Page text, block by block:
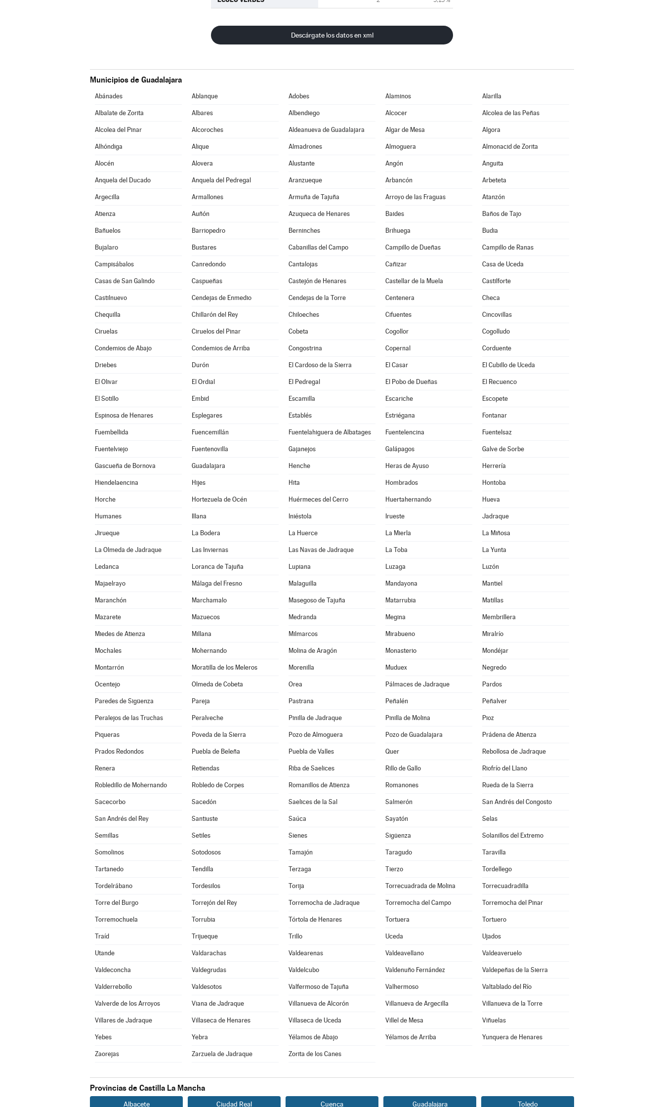
Descárgate los datos en xml
Municipios de Guadalajara
Abánades Ablanque Adobes Alaminos Alarilla
Albalate de Zorita Albares Albendiego Alcocer Alcolea de las Peñas
Alcolea del Pinar Alcoroches Aldeanueva de Guadalajara Algar de Mesa Algora
Alhóndiga Alique Almadrones Almoguera Almonacid de Zorita
Alocén Alovera Alustante Angón Anguita
Anquela del Ducado Anquela del Pedregal Aranzueque Arbancón Arbeteta
Argecilla Armallones Armuña de Tajuña Arroyo de las Fraguas Atanzón
Atienza Auñón Azuqueca de Henares Baides Baños de Tajo
Bañuelos Barriopedro Berninches Brihuega Budia
Bujalaro Bustares Cabanillas del Campo Campillo de Dueñas Campillo de Ranas
Campisábalos Canredondo Cantalojas Cañizar Casa de Uceda
Casas de San Galindo Caspueñas Castejón de Henares Castellar de la Muela Castilforte
Castilnuevo Cendejas de Enmedio Cendejas de la Torre Centenera Checa
Chequilla Chillarón del Rey Chiloeches Cifuentes Cincovillas
Ciruelas Ciruelos del Pinar Cobeta Cogollor Cogolludo
Condemios de Abajo Condemios de Arriba Congostrina Copernal Corduente
Driebes Durón El Cardoso de la Sierra El Casar El Cubillo de Uceda
El Olivar El Ordial El Pedregal El Pobo de Dueñas El Recuenco
El Sotillo Embid Escamilla Escariche Escopete
Espinosa de Henares Esplegares Establés Estriégana Fontanar
Fuembellida Fuencemillán Fuentelahiguera de Albatages Fuentelencina Fuentelsaz
Fuentelviejo Fuentenovilla Gajanejos Galápagos Galve de Sorbe
Gascueña de Bornova Guadalajara Henche Heras de Ayuso Herrería
Hiendelaencina Hijes Hita Hombrados Hontoba
Horche Hortezuela de Océn Huérmeces del Cerro Huertahernando Hueva
Humanes Illana Iniéstola Irueste Jadraque
Jirueque La Bodera La Huerce La Mierla La Miñosa
La Olmeda de Jadraque Las Inviernas Las Navas de Jadraque La Toba La Yunta
Ledanca Loranca de Tajuña Lupiana Luzaga Luzón
Majaelrayo Málaga del Fresno Malaguilla Mandayona Mantiel
Maranchón Marchamalo Masegoso de Tajuña Matarrubia Matillas
Mazarete Mazuecos Medranda Megina Membrillera
Miedes de Atienza Millana Milmarcos Mirabueno Miralrío
Mochales Mohernando Molina de Aragón Monasterio Mondéjar
Montarrón Moratilla de los Meleros Morenilla Muduex Negredo
Ocentejo Olmeda de Cobeta Orea Pálmaces de Jadraque Pardos
Paredes de Sigüenza Pareja Pastrana Peñalén Peñalver
Peralejos de las Truchas Peralveche Pinilla de Jadraque Pinilla de Molina Pioz
Piqueras Poveda de la Sierra Pozo de Almoguera Pozo de Guadalajara Prádena de Atienza
Prados Redondos Puebla de Beleña Puebla de Valles Quer Rebollosa de Jadraque
Renera Retiendas Riba de Saelices Rillo de Gallo Riofrío del Llano
Robledillo de Mohernando Robledo de Corpes Romanillos de Atienza Romanones Rueda de la Sierra
Sacecorbo Sacedón Saelices de la Sal Salmerón San Andrés del Congosto
San Andrés del Rey Santiuste Saúca Sayatón Selas
Semillas Setiles Sienes Sigüenza Solanillos del Extremo
Somolinos Sotodosos Tamajón Taragudo Taravilla
Tartanedo Tendilla Terzaga Tierzo Tordellego
Tordelrábano Tordesilos Torija Torrecuadrada de Molina Torrecuadradilla
Torre del Burgo Torrejón del Rey Torremocha de Jadraque Torremocha del Campo Torremocha del Pinar
Torremochuela Torrubia Tórtola de Henares Tortuera Tortuero
Traíd Trijueque Trillo Uceda Ujados
Utande Valdarachas Valdearenas Valdeavellano Valdeaveruelo
Valdeconcha Valdegrudas Valdelcubo Valdenuño Fernández Valdepeñas de la Sierra
Valderrebollo Valdesotos Valfermoso de Tajuña Valhermoso Valtablado del Río
Valverde de los Arroyos Viana de Jadraque Villanueva de Alcorón Villanueva de Argecilla Villanueva de la Torre
Villares de Jadraque Villaseca de Henares Villaseca de Uceda Villel de Mesa Viñuelas
Yebes Yebra Yélamos de Abajo Yélamos de Arriba Yunquera de Henares
Zaorejas Zarzuela de Jadraque Zorita de los Canes
Provincias de Castilla La Mancha
Albacete Ciudad Real Cuenca Guadalajara Toledo